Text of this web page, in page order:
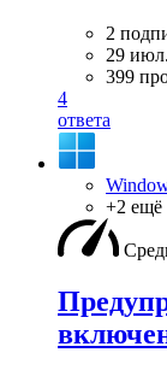
2
29 июл.
399
4
ответа
+2 ещё